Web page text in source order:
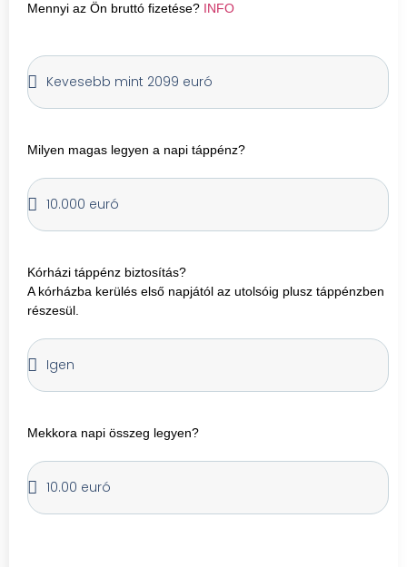
Mennyi az Ön bruttó fizetése? INFO
Milyen magas legyen a napi táppénz?
Kórházi táppénz biztosítás?
A kórházba kerülés első napjától az utolsóig plusz táppénzben
részesül.
Mekkora napi összeg legyen?